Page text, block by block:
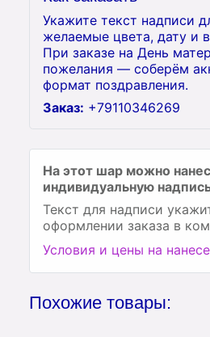
Укажите текст надписи
желаемые цвета, дату и
При заказе на День
пожелания — соберём
формат поздравления.
Заказ: +79110346269
На этот шар можно
индивидуальную
Текст для надписи
оформлении заказа в
Условия и цены на
Похожие товары: